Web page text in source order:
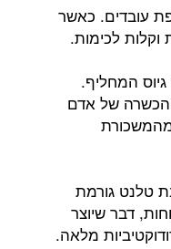
עובדים. כאשר
וקלות לכימות.
גיוס המחליף.
של אדם
יכולות לנוע בין 50% ל-200% מהמשכורת
טלנט גורמת
דבר שיוצר
מלאה.